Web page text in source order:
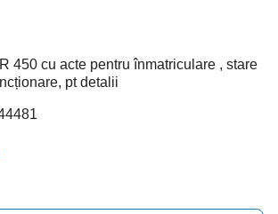
450 cu acte pentru înmatriculare , stare
pt detalii